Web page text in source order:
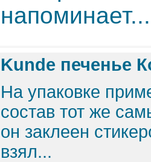
напоминает...
Kunde печенье
На упаковке
состав тот же
он заклеен
взял...